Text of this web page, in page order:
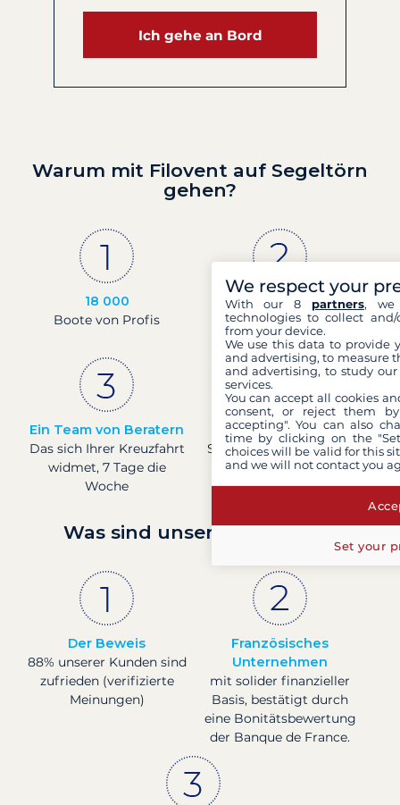
Ich gehe an Bord
Warum mit Filovent auf Segeltörn
gehen?
18 000
Boote von Profis
30 Jahre
Erfahrung und
Leidenschaft
Ein Team von Beratern
Das sich Ihrer Kreuzfahrt
widmet, 7 Tage die
Woche
Preise in Echtzeit
Sehen Sie die Preise für
Boote in Echtzeit.
Was sind unsere Garantien?
Der Beweis
88% unserer Kunden sind
zufrieden (verifizierte
Meinungen)
Französisches
Unternehmen
mit solider finanzieller
Basis, bestätigt durch
eine Bonitätsbewertung
der Banque de France.
We respect your
With our 8 partners, we
technologies to collect
from your device.
We use this data to provide
and advertising, to measure
and advertising, to study
services.
You can accept all cookies
consent, or reject them
accepting". You can also
time by clicking on the
choices will be valid for this
and we will not contact you
Set your